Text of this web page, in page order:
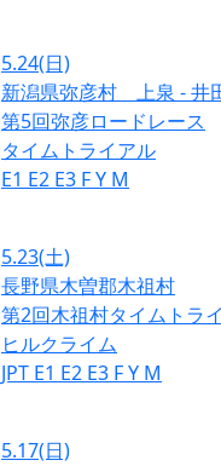
5.24(日)
新潟県弥彦村 上泉 - 井
第5回弥彦ロードレース
タイムトライアル
E1 E2 E3 FY M
5.23(土)
長野県木曽郡木祖村
第2回木祖村タイムトラ
ヒルクライム
JPT E1 E2 E3 FY M
5.17(日)